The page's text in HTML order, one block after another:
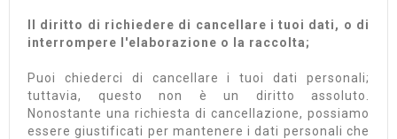
Il diritto di richiedere di cancellare i tuoi dati, o di
interrompere l'elaborazione o la raccolta;
Puoi chiederci di cancellare i tuoi dati personali;
tuttavia, questo non è un diritto assoluto.
Nonostante una richiesta di cancellazione, possiamo
essere giustificati per mantenere i dati personali che